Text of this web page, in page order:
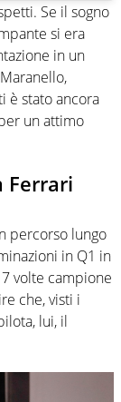
Se il sogno
si era
in un
è stato ancora
un attimo
Ferrari
percorso lungo
in Q1 in
volte campione
che, visti i
lui, il